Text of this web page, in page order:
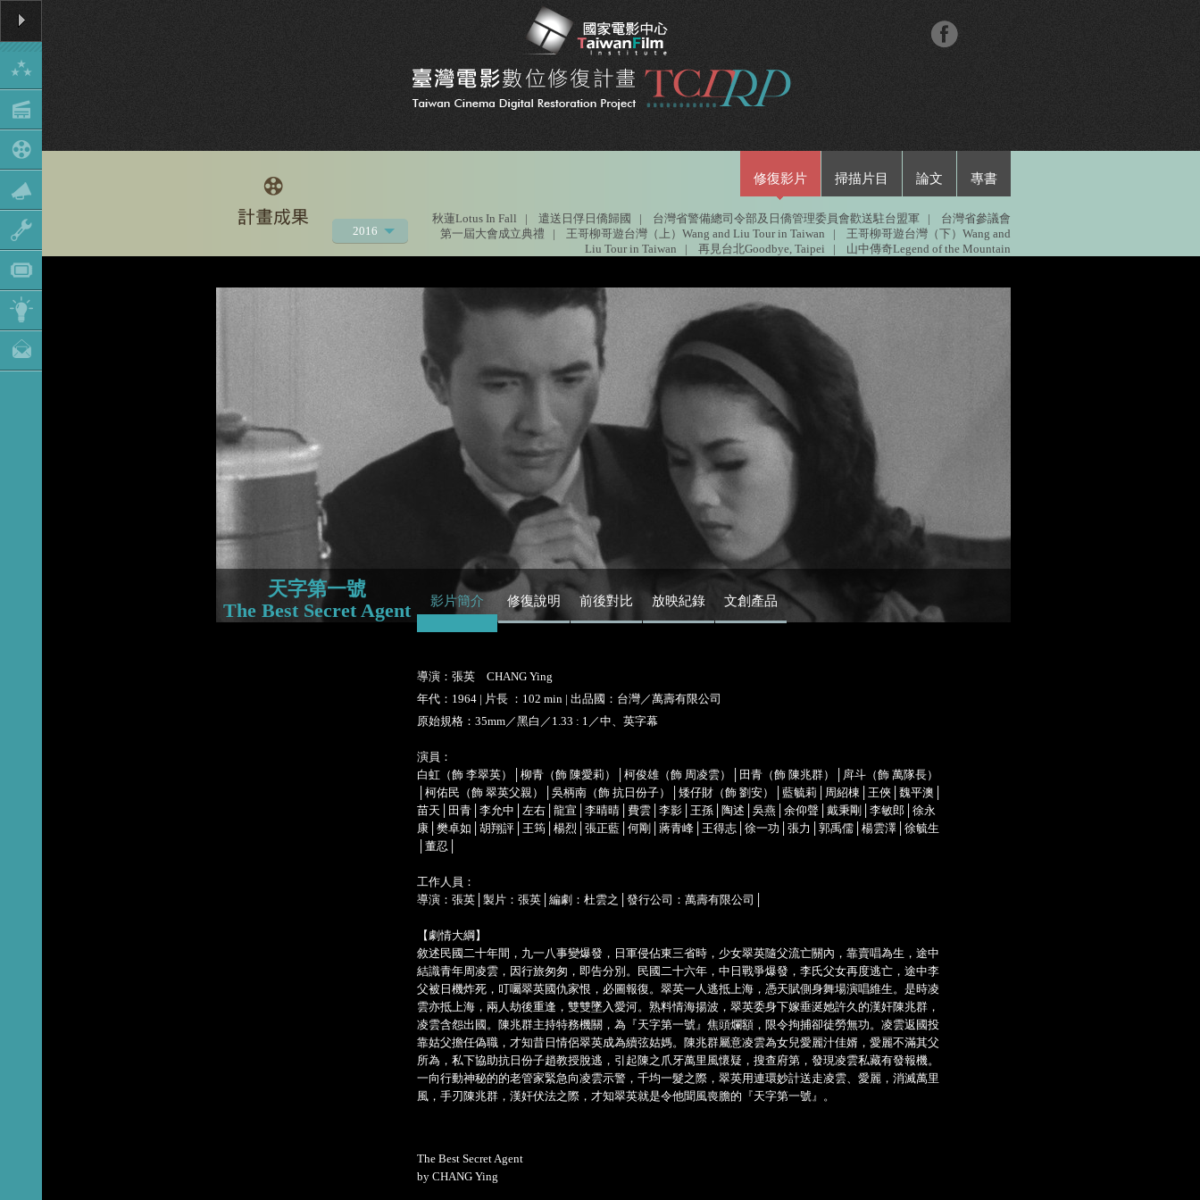
修復影片 掃描片目 論文 專書
2016
2021
2020
2013
秋蓮Lotus In Fall | 遣送日俘日僑歸國 | 台灣省警備總司令部及日僑管理委員會歡送駐台盟軍 |
台灣省參議會
第一屆大會成立典禮
| 王哥柳哥遊台灣（上）Wang and Liu Tour in Taiwan |
王哥柳哥遊台灣（下）Wang and
Liu Tour in Taiwan
| 再見台北Goodbye, Taipei | 山中傳奇Legend of the Mountain
天字第一號
The Best Secret Agent
影片簡介 修復說明 前後對比 放映紀錄 文創產品
導演：張英 CHANG Ying
年代：1964 | 片長 ：102 min | 出品國：台灣／萬壽有限公司
原始規格：35mm／黑白／1.33 : 1／中、英字幕
演員：
白虹（飾 李翠英）│柳青（飾 陳愛莉）│柯俊雄（飾 周凌雲）│田青（飾 陳兆群）│戽斗（飾 萬隊長）
│柯佑民（飾 翠英父親）│吳柄南（飾 抗日份子）│矮仔財（飾 劉安）│藍毓莉│周紹棟│王俠│魏平澳│
苗天│田青│李允中│左右│龍宣│李晴晴│費雲│李影│王孫│陶述│吳燕│余仰聲│戴秉剛│李敏郎│徐永
康│樊卓如│胡翔評│王筠│楊烈│張正藍│何剛│蔣青峰│王得志│徐一功│張力│郭禹儒│楊雲澤│徐毓生
│董忍│
工作人員：
導演：張英│製片：張英│編劇：杜雲之│發行公司：萬壽有限公司│
【劇情大綱】
敘述民國二十年間，九一八事變爆發，日軍侵佔東三省時，少女翠英隨父流亡關內，靠賣唱為生，途中
結識青年周凌雲，因行旅匆匆，即告分別。民國二十六年，中日戰爭爆發，李氏父女再度逃亡，途中李
父被日機炸死，叮囑翠英國仇家恨，必圖報復。翠英一人逃抵上海，憑天賦側身舞場演唱維生。是時凌
雲亦抵上海，兩人劫後重逢，雙雙墜入愛河。熟料情海揚波，翠英委身下嫁垂涎她許久的漢奸陳兆群，
凌雲含怨出國。陳兆群主持特務機關，為『天字第一號』焦頭爛額，限令拘捕卻徒勞無功。凌雲返國投
靠姑父擔任偽職，才知昔日情侶翠英成為續弦姑媽。陳兆群屬意凌雲為女兒愛麗汁佳婿，愛麗不滿其父
所為，私下協助抗日份子趙教授脫逃，引起陳之爪牙萬里風懷疑，搜查府第，發現凌雲私藏有發報機。
一向行動神秘的的老管家緊急向凌雲示警，千均一髮之際，翠英用連環妙計送走凌雲、愛麗，消滅萬里
風，手刃陳兆群，漢奸伏法之際，才知翠英就是令他聞風喪膽的『天字第一號』。
The Best Secret Agent
by CHANG Ying